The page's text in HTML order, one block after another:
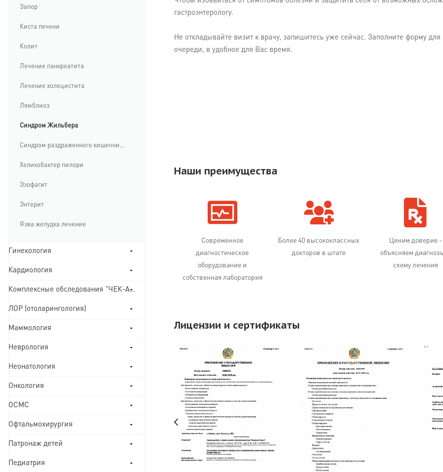
Запор
Киста печени
Колит
Лечение панкреатита
Лечение холецистита
Лямблиоз
Синдром Жильбера
Синдром раздраженного кишечника
Хеликобактер пилори
Эзофагит
Энтерит
Язва желудка лечение
Гинекология
Кардиология
Комплексные обследования "ЧЕК-АПЫ"
ЛОР (отоларингология)
Маммология
Неврология
Неонатология
Онкология
ОСМС
Офтальмохирургия
Патронаж детей
Педиатрия
гастроэнтерологу.
Не откладывайте визит к врачу, запишитесь уже сейчас. Заполните форму
очереди, в удобное для Вас время.
Наши преимущества
Современное
диагностическое
оборудование и
собственная лаборатория
Более 40 высококлассных
докторов в штате
Ценим доверие -
объясняем
схему лечения
Лицензии и сертификаты